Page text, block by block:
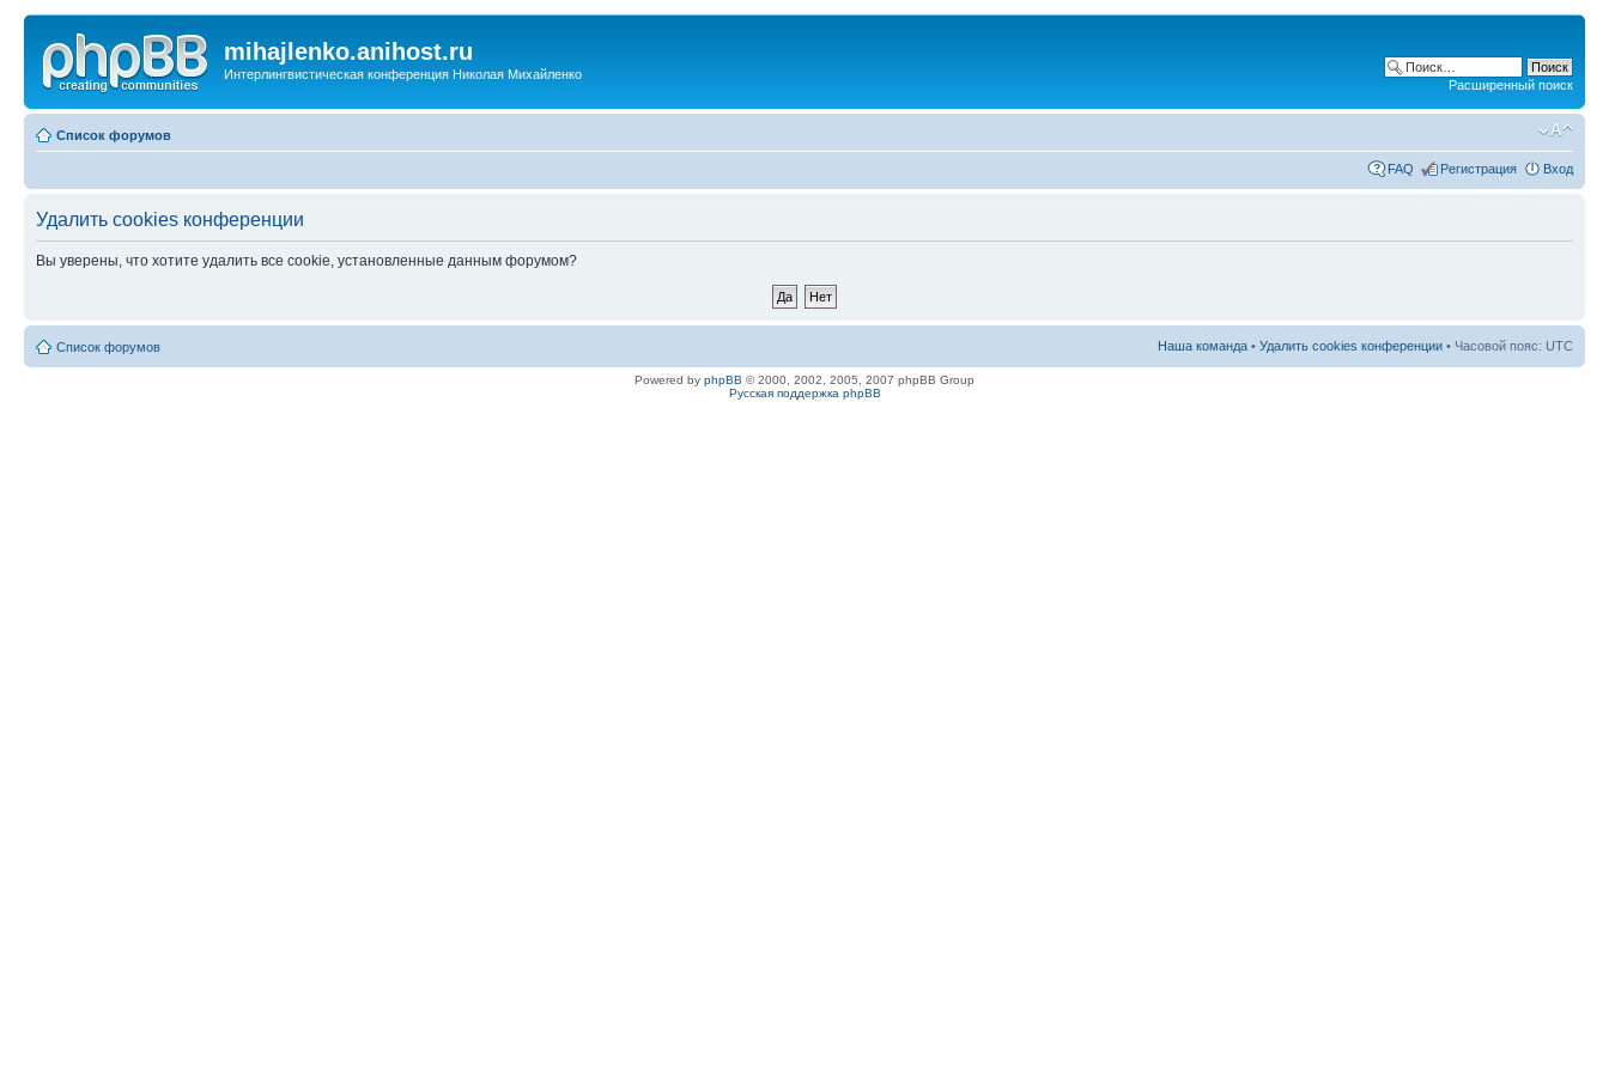
mihajlenko.anihost.ru
Интерлингвистическая конференция Николая Михайленко
Расширенный поиск
Список форумов
FAQ Регистрация Вход
Удалить cookies конференции
Вы уверены, что хотите удалить все cookie, установленные данным форумом?
Список форумов Наша команда • Удалить cookies конференции • Часовой пояс: UTC
Powered by phpBB © 2000, 2002, 2005, 2007 phpBB Group
Русская поддержка phpBB